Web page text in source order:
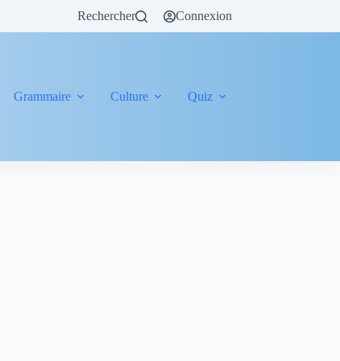
Rechercher Connexion
Grammaire Culture Quiz